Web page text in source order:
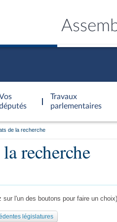
Travaux
parlementaires
de la recherche
recherche
sur l'un des boutons pour faire un choix)
législatures